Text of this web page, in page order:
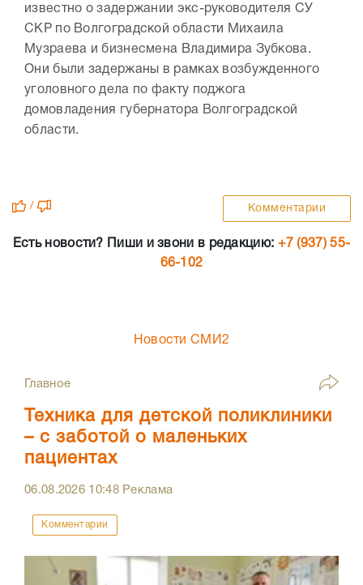
известно о задержании экс-руководителя СУ
СКР по Волгоградской области Михаила
Музраева и бизнесмена Владимира Зубкова.
Они были задержаны в рамках возбужденного
уголовного дела по факту поджога
домовладения губернатора Волгоградской
области.
/ Комментарии
Есть новости? Пиши и звони в редакцию: +7 (937) 55-
66-102
Новости СМИ2
Главное
Техника для детской поликлиники
– с заботой о маленьких
пациентах
06.08.2026 10:48Реклама
Комментарии